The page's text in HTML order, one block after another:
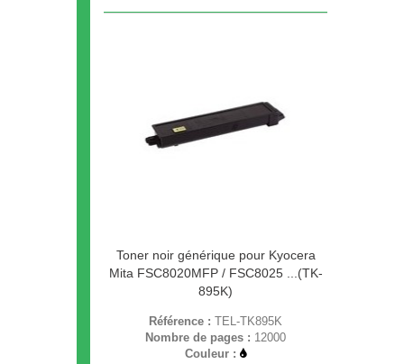
Toner noir générique pour Kyocera
Mita FSC8020MFP / FSC8025 ...(TK-
895K)
Référence : TEL-TK895K
Nombre de pages : 12000
Couleur :